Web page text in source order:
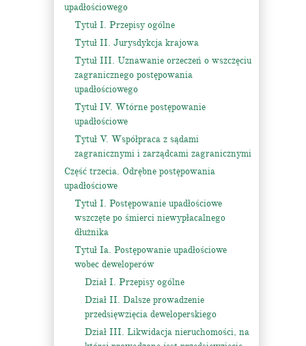
upadłościowego
Tytuł I. Przepisy ogólne
Tytuł II. Jurysdykcja krajowa
Tytuł III. Uznawanie orzeczeń o wszczęciu
zagranicznego postępowania
upadłościowego
Tytuł IV. Wtórne postępowanie
upadłościowe
Tytuł V. Współpraca z sądami
zagranicznymi i zarządcami zagranicznymi
Część trzecia. Odrębne postępowania
upadłościowe
Tytuł I. Postępowanie upadłościowe
wszczęte po śmierci niewypłacalnego
dłużnika
Tytuł Ia. Postępowanie upadłościowe
wobec deweloperów
Dział I. Przepisy ogólne
Dział II. Dalsze prowadzenie
przedsięwzięcia deweloperskiego
Dział III. Likwidacja nieruchomości, na